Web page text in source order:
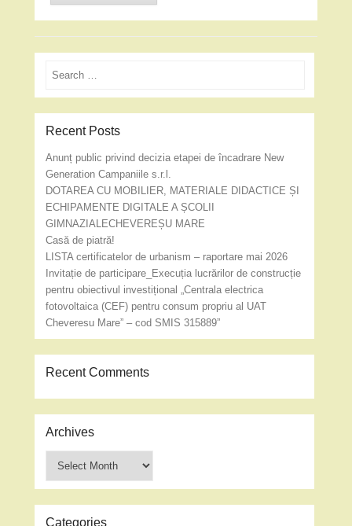
Search
Recent Posts
Anunț public privind decizia etapei de încadrare New
Generation Campaniile s.r.l.
DOTAREA CU MOBILIER, MATERIALE DIDACTICE ȘI
ECHIPAMENTE DIGITALE A ȘCOLII
GIMNAZIALECHEVEREȘU MARE
Casă de piatră!
LISTA certificatelor de urbanism – raportare mai 2026
Invitație de participare_Execuția lucrărilor de construcție
pentru obiectivul investițional „Centrala electrica
fotovoltaica (CEF) pentru consum propriu al UAT
Cheveresu Mare” – cod SMIS 315889”
Recent Comments
Archives
Categories